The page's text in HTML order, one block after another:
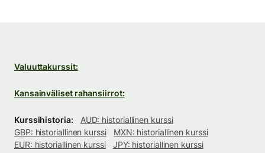
Valuuttakurssit:
Kansainväliset rahansiirrot:
Kurssihistoria:
AUD: historiallinen kurssi
GBP: historiallinen kurssi
MXN: historiallinen kurssi
EUR: historiallinen kurssi
JPY: historiallinen kurssi